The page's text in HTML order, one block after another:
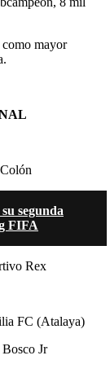
mayor
segunda
FIFA
Rex
FC (Atalaya)
Jr